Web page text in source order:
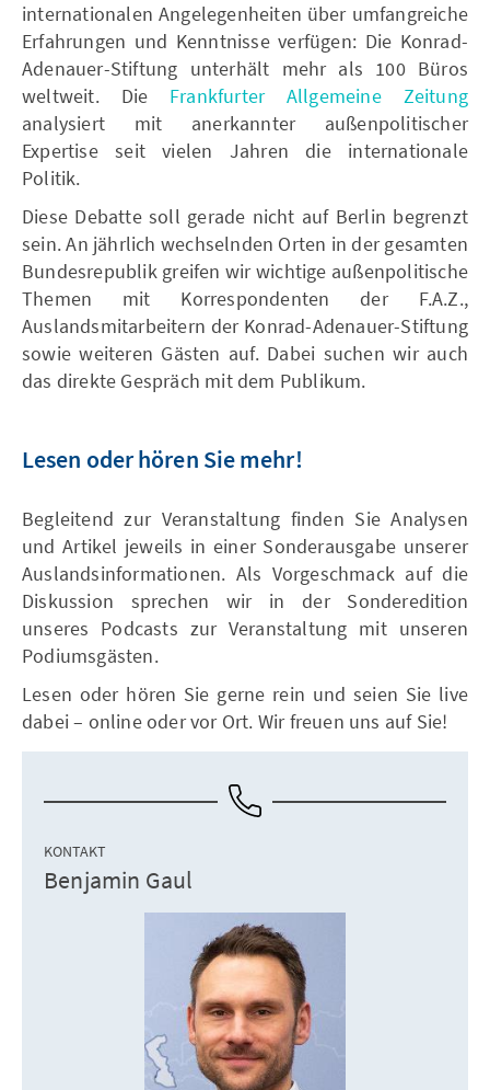
internationalen Angelegenheiten über umfangreiche
Erfahrungen und Kenntnisse verfügen: Die Konrad-
Adenauer-Stiftung unterhält mehr als 100 Büros
weltweit. Die Frankfurter Allgemeine Zeitung
analysiert mit anerkannter außenpolitischer
Expertise seit vielen Jahren die internationale
Politik.
Diese Debatte soll gerade nicht auf Berlin begrenzt
sein. An jährlich wechselnden Orten in der gesamten
Bundesrepublik greifen wir wichtige außenpolitische
Themen mit Korrespondenten der F.A.Z.,
Auslandsmitarbeitern der Konrad-Adenauer-Stiftung
sowie weiteren Gästen auf. Dabei suchen wir auch
das direkte Gespräch mit dem Publikum.
Lesen oder hören Sie mehr!
Begleitend zur Veranstaltung finden Sie Analysen
und Artikel jeweils in einer Sonderausgabe unserer
Auslandsinformationen. Als Vorgeschmack auf die
Diskussion sprechen wir in der Sonderedition
unseres Podcasts zur Veranstaltung mit unseren
Podiumsgästen.
Lesen oder hören Sie gerne rein und seien Sie live
dabei – online oder vor Ort. Wir freuen uns auf Sie!
KONTAKT
Benjamin Gaul